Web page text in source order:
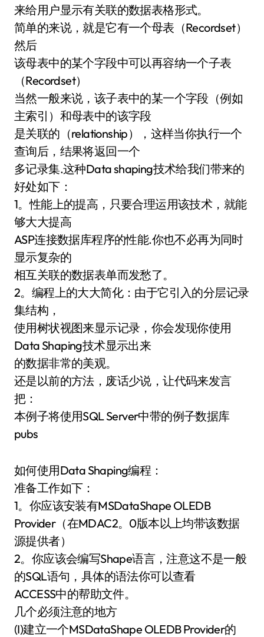
来给用户显示有关联的数据表格形式。
简单的来说，就是它有一个母表（Recordset）
然后
该母表中的某个字段中可以再容纳一个子表
（Recordset）
当然一般来说，该子表中的某一个字段（例如
主索引）和母表中的该字段
是关联的（relationship），这样当你执行一个
查询后，结果将返回一个
多记录集.这种Data shaping技术给我们带来的
好处如下：
1。性能上的提高，只要合理运用该技术，就能
够大大提高
ASP连接数据库程序的性能.你也不必再为同时
显示复杂的
相互关联的数据表单而发愁了。
2。编程上的大大简化：由于它引入的分层记录
集结构，
使用树状视图来显示记录，你会发现你使用
Data Shaping技术显示出来
的数据非常的美观。
还是以前的方法，废话少说，让代码来发言
把：
本例子将使用SQL Server中带的例子数据库
pubs
如何使用Data Shaping编程：
准备工作如下：
1。你应该安装有MSDataShape OLEDB
Provider（在MDAC2。0版本以上均带该数据
源提供者）
2。你应该会编写Shape语言，注意这不是一般
的SQL语句，具体的语法你可以查看
ACCESS中的帮助文件。
几个必须注意的地方
(I)建立一个MSDataShape OLEDB Provider的